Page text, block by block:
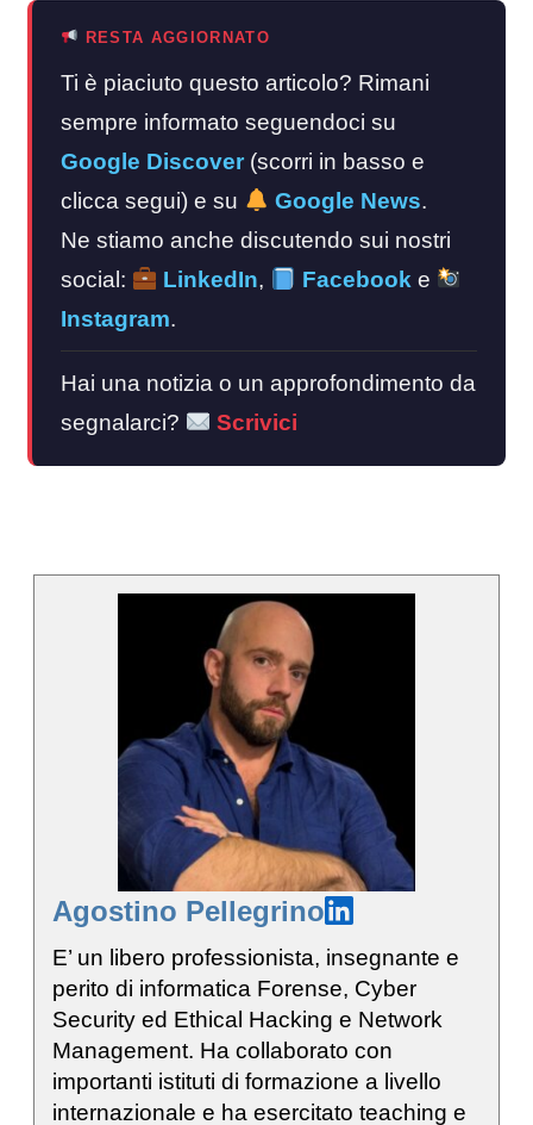
RESTA AGGIORNATO
Ti è piaciuto questo articolo? Rimani
sempre informato seguendoci su
Google Discover (scorri in basso e
clicca segui) e su
Google News.
Ne stiamo anche discutendo sui nostri
social:
LinkedIn, Facebook e
Instagram.
Hai una notizia o un approfondimento da
segnalarci?
Scrivici
Agostino Pellegrino
E’ un libero professionista, insegnante e
perito di informatica Forense, Cyber
Security ed Ethical Hacking e Network
Management. Ha collaborato con
importanti istituti di formazione a livello
internazionale e ha esercitato teaching e